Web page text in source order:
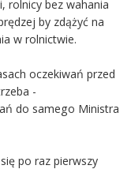
rolnicy bez wahania
by zdążyć na
w rolnictwie.
oczekiwań przed
-
do samego Ministra
po raz pierwszy